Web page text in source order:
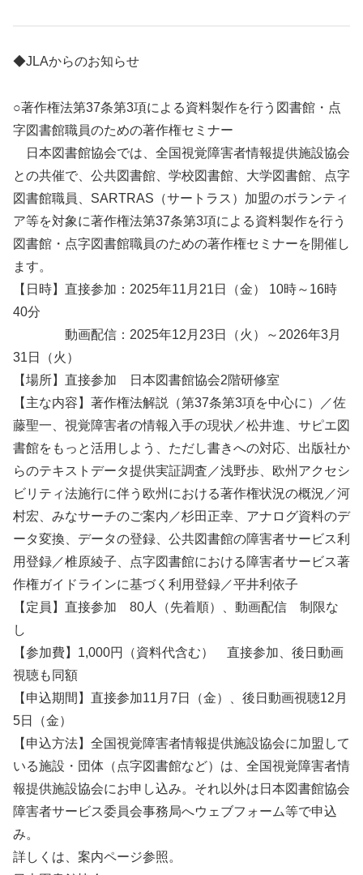
◆JLAからのお知らせ
○著作権法第37条第3項による資料製作を行う図書館・点
字図書館職員のための著作権セミナー
日本図書館協会では、全国視覚障害者情報提供施設協会
との共催で、公共図書館、学校図書館、大学図書館、点字
図書館職員、SARTRAS（サートラス）加盟のボランティ
ア等を対象に著作権法第37条第3項による資料製作を行う
図書館・点字図書館職員のための著作権セミナーを開催し
ます。
【日時】直接参加：2025年11月21日（金） 10時～16時
40分
動画配信：2025年12月23日（火）～2026年3月
31日（火）
【場所】直接参加 日本図書館協会2階研修室
【主な内容】著作権法解説（第37条第3項を中心に）／佐
藤聖一、視覚障害者の情報入手の現状／松井進、サピエ図
書館をもっと活用しよう、ただし書きへの対応、出版社か
らのテキストデータ提供実証調査／浅野歩、欧州アクセシ
ビリティ法施行に伴う欧州における著作権状況の概況／河
村宏、みなサーチのご案内／杉田正幸、アナログ資料のデ
ータ変換、データの登録、公共図書館の障害者サービス利
用登録／椎原綾子、点字図書館における障害者サービス著
作権ガイドラインに基づく利用登録／平井利依子
【定員】直接参加 80人（先着順）、動画配信 制限な
し
【参加費】1,000円（資料代含む） 直接参加、後日動画
視聴も同額
【申込期間】直接参加11月7日（金）、後日動画視聴12月
5日（金）
【申込方法】全国視覚障害者情報提供施設協会に加盟して
いる施設・団体（点字図書館など）は、全国視覚障害者情
報提供施設協会にお申し込み。それ以外は日本図書館協会
障害者サービス委員会事務局へウェブフォーム等で申込
み。
詳しくは、案内ページ参照。